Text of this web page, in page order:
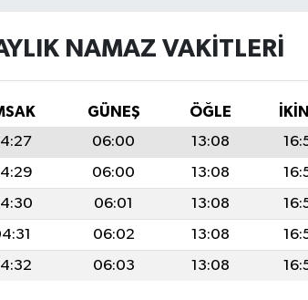
NAMAZ VAKITLERI
GÜNEŞ ÖĞLE
06:00 13:08
06:00 13:08
06:01 13:08
06:02 13:08
06:03 13:08